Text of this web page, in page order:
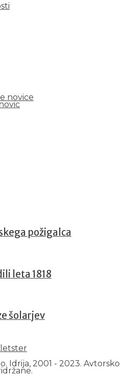
novice
požigalca
leta 1818
šolarjev
Idrija, 2001 - 2023. Avtorsko